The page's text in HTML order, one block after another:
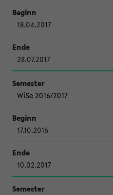
18.04.2017
28.07.2017
WiSe 2016/2017
17.10.2016
10.02.2017